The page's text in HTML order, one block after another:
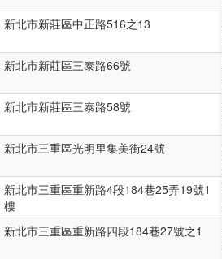
新北市新莊區中正路516之13
新北市新莊區三泰路66號
新北市新莊區三泰路58號
新北市三重區光明里集美街24號
新北市三重區重新路4段184巷25弄19號1
樓
新北市三重區重新路四段184巷27號之1